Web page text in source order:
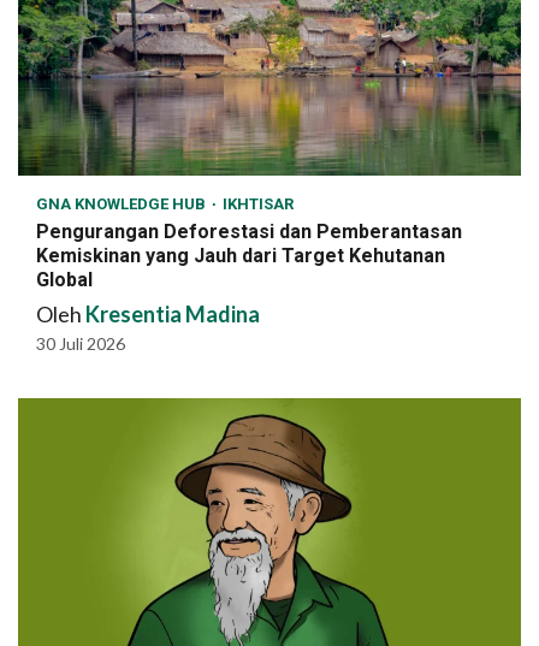
GNA KNOWLEDGE HUB IKHTISAR
Pengurangan Deforestasi dan Pemberantasan
Kemiskinan yang Jauh dari Target Kehutanan
Global
Oleh Kresentia Madina
30 Juli 2026